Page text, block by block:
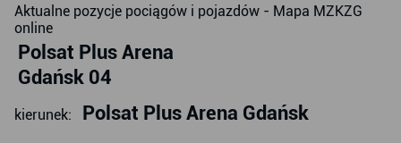
Aktualne pozycje pociągów i pojazdów - Mapa MZKZG
online
Polsat Plus Arena
Gdańsk 04
kierunek: Polsat Plus Arena Gdańsk